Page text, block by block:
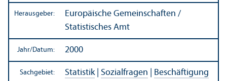
Herausgeber:
Europäische Gemeinschaften /
Statistisches Amt
Jahr/Datum: 2000
Sachgebiet: Statistik| Sozialfragen
Beschäftigung